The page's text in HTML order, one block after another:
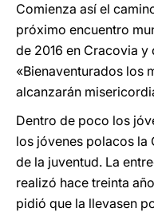
Comienza así el
próximo encuentro
de 2016 en Cracovia y
«Bienaventurados los
alcanzarán
Dentro de poco los
los jóvenes polacos la
de la juventud. La
realizó hace treinta
pidió que la llevasen